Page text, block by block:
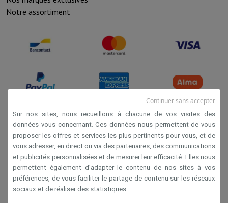
Notre assortiment
Conditions de vente
Privacy
Disclaimer
Cookies
Sur nos sites, nous recueillons à chacune de vos visites des
données vous concernant. Ces données nous permettent de vous
proposer les offres et services les plus pertinents pour vous, et de
vous adresser, en direct ou via des partenaires, des communications
et publicités personnalisées et de mesurer leur efficacité. Elles nous
permettent également d’adapter le contenu de nos sites à vos
préférences, de vous faciliter le partage de contenu sur les réseaux
sociaux et de réaliser des statistiques.
Continuer sans accepter